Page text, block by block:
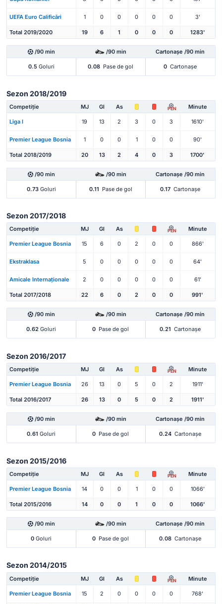
UEFA Euro Calificări 1 0 0 0 0 0 3'
Total 2019/2020 19 6 1 0 0 0 1283'
/90 min /90 min Cartonașe /90 min
0.5Goluri 0.08 Pase de gol 0 Cartonașe
Sezon 2018/2019
Competiție MJ Gl As PEN Minute
Liga I 19 13 2 3 0 3 1610'
Premier League Bosnia 1 0 0 1 0 0 90'
Total 2018/2019 20 13 2 4 0 3 1700'
/90 min /90 min Cartonașe /90 min
0.73Goluri 0.11 Pase de gol 0.17 Cartonașe
Sezon 2017/2018
Competiție MJ Gl As PEN Minute
Premier League Bosnia 15 6 0 2 0 0 866'
Ekstraklasa 5 0 0 0 0 0 64'
Amicale Internaționale 2 0 0 0 0 0 61'
Total 2017/2018 22 6 0 2 0 0 991'
/90 min /90 min Cartonașe /90 min
0.62 Goluri 0 Pase de gol 0.21 Cartonașe
Sezon 2016/2017
Competiție MJ Gl As PEN Minute
Premier League Bosnia 26 13 0 5 0 2 1911'
Total 2016/2017 26 13 0 5 0 2 1911'
/90 min /90 min Cartonașe /90 min
0.61 Goluri 0 Pase de gol 0.24 Cartonașe
Sezon 2015/2016
Competiție MJ Gl As PEN Minute
Premier League Bosnia 14 0 0 1 0 0 1066'
Total 2015/2016 14 0 0 1 0 0 1066'
/90 min /90 min Cartonașe /90 min
0 Goluri 0 Pase de gol 0.08 Cartonașe
Sezon 2014/2015
Competiție MJ Gl As PEN Minute
Premier League Bosnia 15 2 0 0 0 0 768'